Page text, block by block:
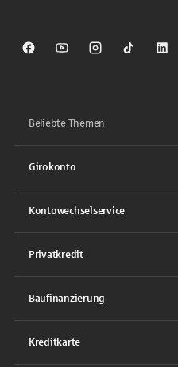
Sparkasse auf Facebook
Sparkasse auf Youtube
Sparkasse auf
Sparkasse
Beliebte Themen
Girokonto
Kontowechselservice
Privatkredit
Baufinanzierung
Kreditkarte